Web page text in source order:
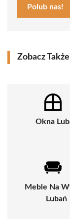
Polub nas!
Zobacz Także
Okna
Meble Na
Lubań